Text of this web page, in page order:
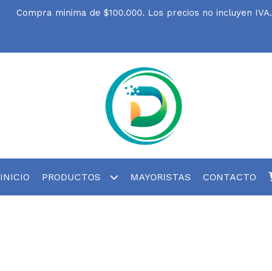
Compra minima de $100.000. Los precios no incluyen IVA.
INICIO PRODUCTOS MAYORISTAS CONTACTO